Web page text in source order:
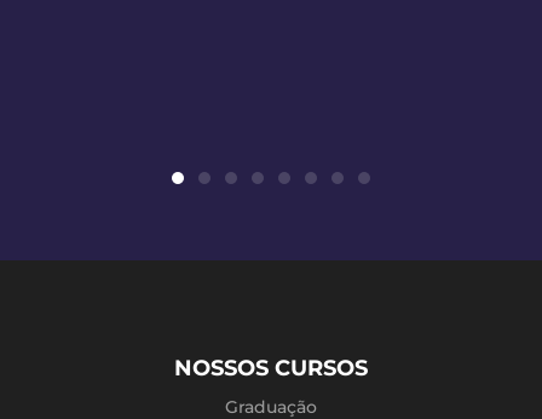
NOSSOS CURSOS
Graduação